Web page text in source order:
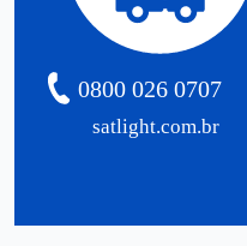
satlight.com.br
0800 026 0707